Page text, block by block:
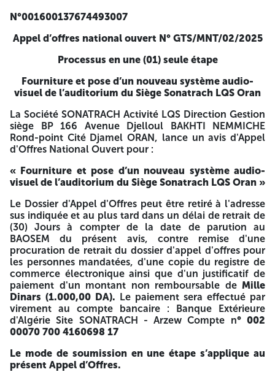
Direction Gestion Siège, faisant foi. Les offres techniques
sont assorties d’une caution de soumission de : Six Cents
Mille Dinars Algériens (600 000,00DA), dont la durée de
validité est égale à la durée de validité des offres, soit
d'une durée de 180 Jours assortie d'un délai
supplémentaire de 30 jours calendaires. La garantie de
soumission peut être remise, par les candidats intéressés,
le jour de l’ouverture des plis des offres techniques. Les plis
contenant les offres techniques seront ouverts en présence
du ou des représentants des soumissionnaires qui le
souhaitent à la séance d’ouverture qui aura lieu dans un
délai maximal de Huit (08) jours ouvrables à compter de la
financières seront ouverts et examinés en présence des
soumissionnaires qui souhaitent y assister ou de leurs
d’ouverture et d’examen des offres financières qui se
déroulera à la date, à l’heure et à l’adresse mentionnées
dans l’invitation qui sera adressée aux seuls
soumissionnaires dont les offres techniques déclarées
conformes aux exigences du Dossier d’Appel d’Offres. Les
soumissionnaires resteront engagés par leur offre pour une
durée de Cent Quatre-vingt (180) jours calendaires à
compter de la date limite de dépôt des plis. A -=-=-=-
4514
SONATRACH
ACTIVITE LQS
DIRECTION GESTION SIEGE
4514
N°001600137674493007
Appel d’offres national ouvert N° GTS/MNT/02/2025
Processus en une (01) seule étape
Fourniture et pose d’un nouveau système audio-
visuel de l’auditorium du Siège Sonatrach LQS Oran
La Société SONATRACH Activité LQS Direction Gestion
siège BP 166 Avenue Djelloul BAKHTI NEMMICHE
Rond-point Cité Djamel ORAN, lance un avis d'Appel
d'Offres National Ouvert pour :
« Fourniture et pose d’un nouveau système audio-
visuel de l’auditorium du Siège Sonatrach LQS Oran »
Le Dossier d'Appel d'Offres peut être retiré à l'adresse
sus indiquée et au plus tard dans un délai de retrait de
(30) Jours à compter de la date de parution au
BAOSEM du présent avis, contre remise d'une
procuration de retrait du dossier d'appel d'offres pour
les personnes mandatées, d'une copie du registre de
commerce électronique ainsi que d'un justificatif de
paiement d'un montant non remboursable de Mille
Dinars (1.000,00 DA). Le paiement sera effectué par
virement au compte bancaire : Banque Extérieure
d'Algérie Site SONATRACH - Arzew Compte n° 002
00070 700 4160698 17
Le mode de soumission en une étape s’applique au
présent Appel d’Offres.